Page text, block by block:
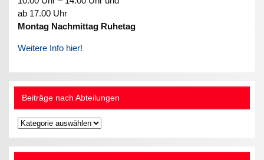
ab 17.00 Uhr
Montag Nachmittag Ruhetag
Weitere Info hier!
Beiträge nach Abteilungen
Beiträge
nach
Abteilungen